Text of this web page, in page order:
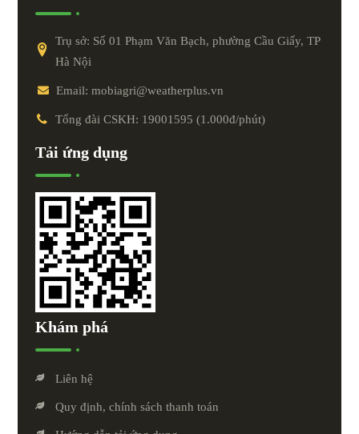
Trụ sở: Số 01 Phạm Văn Bạch, phường Cầu Giấy, TP
Hà Nội
Email: mobiagri@weatherplus.vn
Tổng đài CSKH: 19001595 (1.000đ/phút)
Tải ứng dụng
Khám phá
Liên hệ
Quy định, chính sách thanh toán